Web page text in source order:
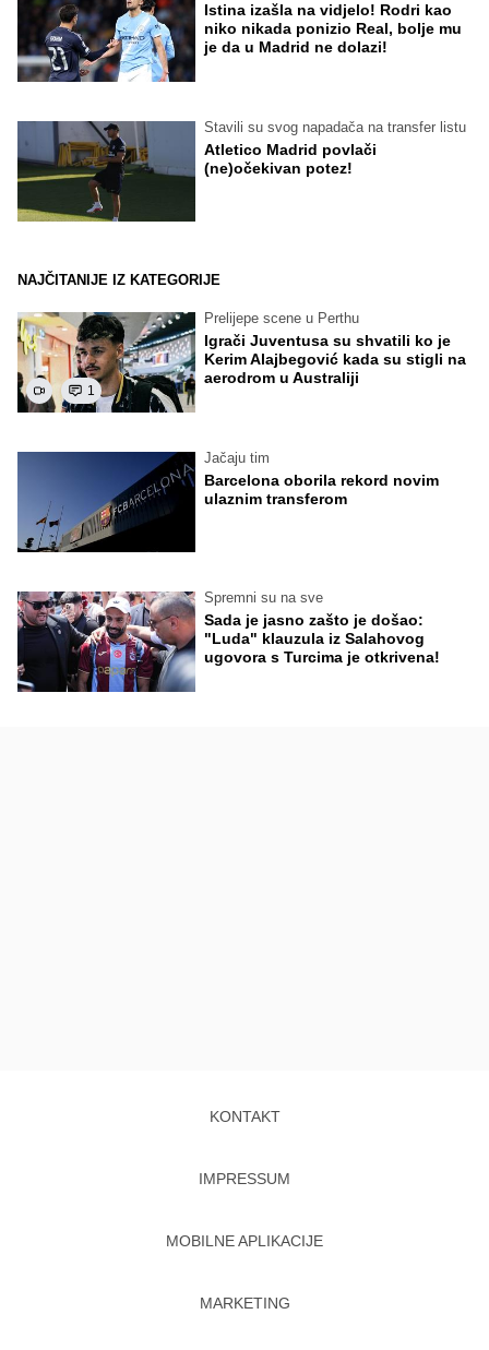
Istina izašla na vidjelo! Rodri kao
niko nikada ponizio Real, bolje mu
je da u Madrid ne dolazi!
Stavili su svog napadača na transfer listu
Atletico Madrid povlači
(ne)očekivan potez!
NAJČITANIJE IZ KATEGORIJE
1
Prelijepe scene u Perthu
Igrači Juventusa su shvatili ko je
Kerim Alajbegović kada su stigli na
aerodrom u Australiji
Jačaju tim
Barcelona oborila rekord novim
ulaznim transferom
Spremni su na sve
Sada je jasno zašto je došao:
"Luda" klauzula iz Salahovog
ugovora s Turcima je otkrivena!
KONTAKT
IMPRESSUM
MOBILNE APLIKACIJE
MARKETING